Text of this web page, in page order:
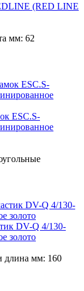
(RED LINE
мм: 62
ESC.S-
DV-Q 4/130-
золото
длина мм: 160